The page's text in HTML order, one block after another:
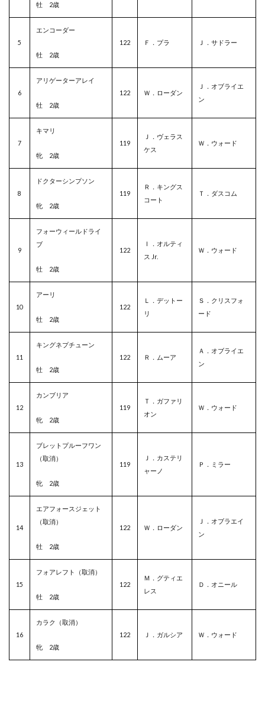
牡 2歳
5
エンコーダー
牡 2歳
122 Ｆ．プラ Ｊ．サドラー
6
アリゲーターアレイ
牡 2歳
122 Ｗ．ローダン
Ｊ．オブライエ
ン
7
キマリ
牝 2歳
119
Ｊ．ヴェラス
ケス
Ｗ．ウォード
8
ドクターシンプソン
牝 2歳
119
Ｒ．キングス
コート
Ｔ．ダスコム
9
フォーウィールドライ
ブ
牡 2歳
122
Ｉ．オルティ
ス Jr.
Ｗ．ウォード
10
アーリ
牡 2歳
122
Ｌ．デットー
リ
Ｓ．クリスフォ
ード
11
キングネプチューン
牡 2歳
122 Ｒ．ムーア
Ａ．オブライエ
ン
12
カンブリア
牝 2歳
119
Ｔ．ガファリ
オン
Ｗ．ウォード
13
ブレットプルーフワン
（取消）
牝 2歳
119
Ｊ．カステリ
ャーノ
Ｐ．ミラー
14
エアフォースジェット
（取消）
牡 2歳
122 Ｗ．ローダン
Ｊ．オブラエイ
ン
15
フォアレフト（取消）
牡 2歳
122
Ｍ．グティエ
レス
Ｄ．オニール
16
カラク（取消）
牝 2歳
122 Ｊ．ガルシア Ｗ．ウォード